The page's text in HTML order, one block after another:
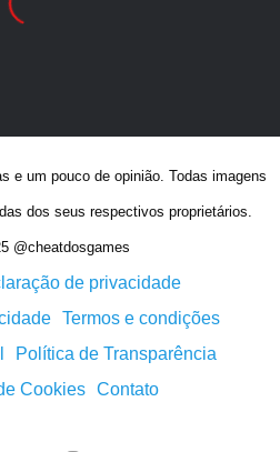
e um pouco de opinião. Todas imagens
dos seus respectivos proprietários.
@cheatdosgames
de privacidade
Termos e condições
Política de Transparência
Cookies Contato